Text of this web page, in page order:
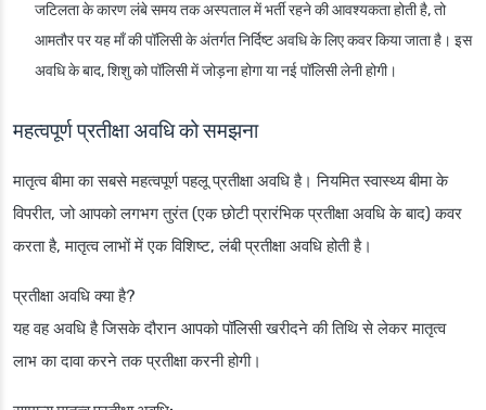
जटिलता के कारण लंबे समय तक अस्पताल में भर्ती रहने की आवश्यकता होती है, तो
आमतौर पर यह माँ की पॉलिसी के अंतर्गत निर्दिष्ट अवधि के लिए कवर किया जाता है। इस
अवधि के बाद, शिशु को पॉलिसी में जोड़ना होगा या नई पॉलिसी लेनी होगी।
महत्वपूर्ण प्रतीक्षा अवधि को समझना
मातृत्व बीमा का सबसे महत्वपूर्ण पहलू प्रतीक्षा अवधि है। नियमित स्वास्थ्य बीमा के
विपरीत, जो आपको लगभग तुरंत (एक छोटी प्रारंभिक प्रतीक्षा अवधि के बाद) कवर
करता है, मातृत्व लाभों में एक विशिष्ट, लंबी प्रतीक्षा अवधि होती है।
प्रतीक्षा अवधि क्या है?
यह वह अवधि है जिसके दौरान आपको पॉलिसी खरीदने की तिथि से लेकर मातृत्व
लाभ का दावा करने तक प्रतीक्षा करनी होगी।